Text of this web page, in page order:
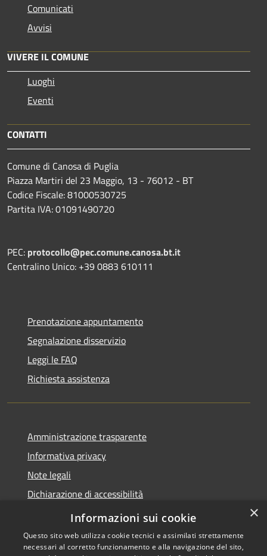
Comunicati
Avvisi
VIVERE IL COMUNE
Luoghi
Eventi
CONTATTI
Comune di Canosa di Puglia
Piazza Martiri del 23 Maggio, 13 - 76012 - BT
Codice Fiscale: 81000530725
Partita IVA: 01091490720
PEC: protocollo@pec.comune.canosa.bt.it
Centralino Unico: +39 0883 610111
Prenotazione appuntamento
Segnalazione disservizio
Leggi le FAQ
Richiesta assistenza
Amministrazione trasparente
Informativa privacy
Note legali
Dichiarazione di accessibilità
WhistleblowingPA
×
Informazioni sui cookie
Questo sito web utilizza cookie tecnici e assimilati strettamente
necessari al corretto funzionamento e alla navigazione del sito,